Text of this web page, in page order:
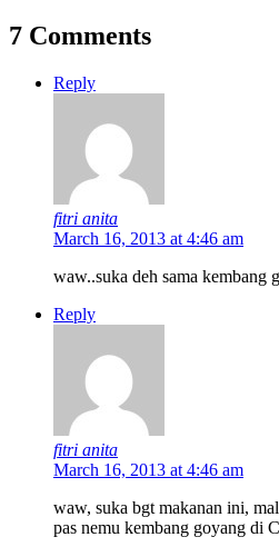
7 Comments
Reply
fitri anita
March 16, 2013 at 4:46 am
waw..suka deh sama kembang
Reply
fitri anita
March 16, 2013 at 4:46 am
waw, suka bgt makanan ini,
pas nemu kembang goyang di